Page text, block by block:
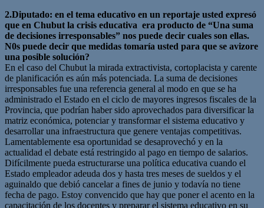
2.Diputado: en el tema educativo en un reportaje usted expresó
que en Chubut la crisis educativa era producto de “Una suma
de decisiones irresponsables” nos puede decir cuales son ellas.
N0s puede decir que medidas tomaría usted para que se avizore
una posible solución?
En el caso del Chubut la mirada extractivista, cortoplacista y carente
de planificación es aún más potenciada. La suma de decisiones
irresponsables fue una referencia general al modo en que se ha
administrado el Estado en el ciclo de mayores ingresos fiscales de la
Provincia, que podrían haber sido aprovechados para diversificar la
matriz económica, potenciar y transformar el sistema educativo y
desarrollar una infraestructura que genere ventajas competitivas.
Lamentablemente esa oportunidad se desaprovechó y en la
actualidad el debate está restringido al pago en tiempo de salarios.
Difícilmente pueda estructurarse una política educativa cuando el
Estado empleador adeuda dos y hasta tres meses de sueldos y el
aguinaldo que debió cancelar a fines de junio y todavía no tiene
fecha de pago. Estoy convencido que hay que poner el acento en la
capacitación de los docentes y preparar el sistema educativo en su